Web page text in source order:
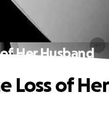
Her Husband
Loss of Her